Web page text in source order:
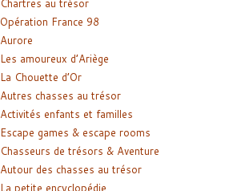
Chartres au trésor
Opération France 98
Aurore
Les amoureux d’Ariège
La Chouette d’Or
Autres chasses au trésor
Activités enfants et familles
Escape games & escape rooms
Chasseurs de trésors & Aventure
Autour des chasses au trésor
La petite encyclopédie